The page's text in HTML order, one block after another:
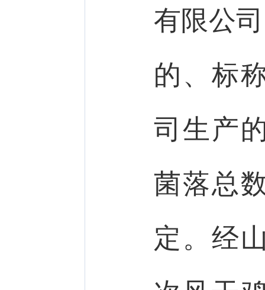
有限公
的、标
司生产
菌落总
定。经